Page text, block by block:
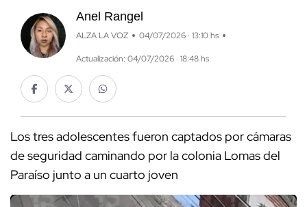
Anel Rangel
ALZA LA VOZ 04/07/2026 · 13:10 hs
Actualización: 04/07/2026 · 18:48 hs
Los tres adolescentes fueron captados por cámaras
de seguridad caminando por la colonia Lomas del
Paraíso junto a un cuarto joven